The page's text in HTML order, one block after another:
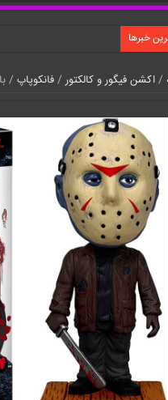
خبرها
/اکشن فیگور و کالکتور/فانکوپاپ /